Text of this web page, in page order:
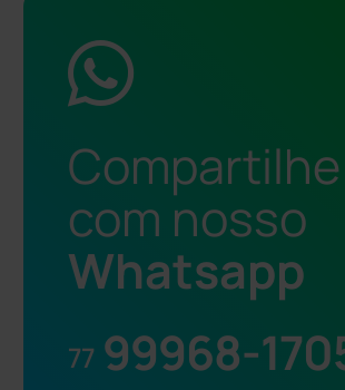
Compartilhe
com nosso
Whatsapp
77 99968-